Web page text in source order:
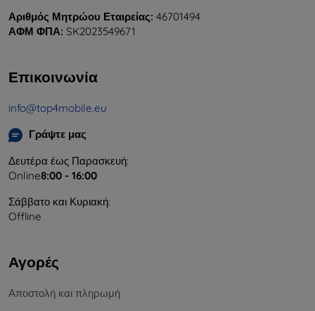
Αριθμός Μητρώου Εταιρείας: 46701494
ΑΦΜ ΦΠΑ: SK2023549671
Επικοινωνία
info@top4mobile.eu
Γράψτε μας
Δευτέρα έως Παρασκευή:
Online8:00 - 16:00
Σάββατο και Κυριακή:
Offline
Αγορές
Αποστολή και πληρωμή